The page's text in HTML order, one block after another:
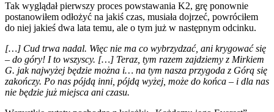
Tak wyglądał pierwszy proces powstawania K2, grę ponownie
postanowiłem odłożyć na jakiś czas, musiała dojrzeć, powróciłem
do niej jakieś dwa lata temu, ale o tym już w następnym odcinku.
[…] Cud trwa nadal. Więc nie ma co wybrzydzać, ani krygować się
– do góry! I to wszyscy. […] Teraz, tym razem zajdziemy z Mirkiem
G. jak najwyżej będzie można i… na tym nasza przygoda z Górą się
zakończy. Po nas pójdą inni, pójdą wyżej, może do końca – i dla nas
nie będzie już miejsca ani czasu.